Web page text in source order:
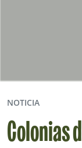
NOTICIA
Colonias